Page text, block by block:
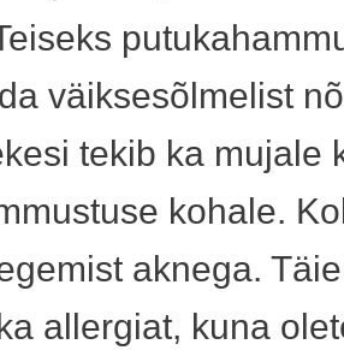
väiksesõlmelist
tekib ka mujale
kohale.
aknega.
allergiat, kuna